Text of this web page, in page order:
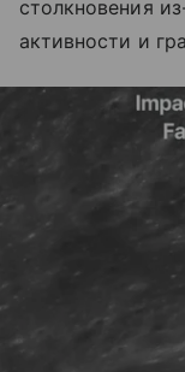
столкновения
активности и